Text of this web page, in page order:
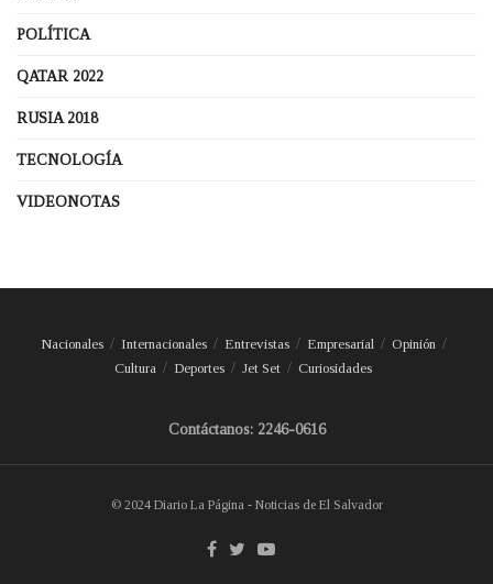
POLÍTICA
QATAR 2022
RUSIA 2018
TECNOLOGÍA
VIDEONOTAS
Nacionales Internacionales Entrevistas Empresarial
Opinión
Cultura
Deportes Jet Set Curiosidades
Contáctanos: 2246-0616
© 2024 Diario La Página - Noticias de El Salvador